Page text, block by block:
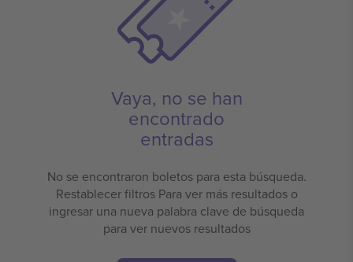
Vaya, no se han
encontrado
entradas
No se encontraron boletos para esta búsqueda.
Restablecer filtros Para ver más resultados o
ingresar una nueva palabra clave de búsqueda
para ver nuevos resultados